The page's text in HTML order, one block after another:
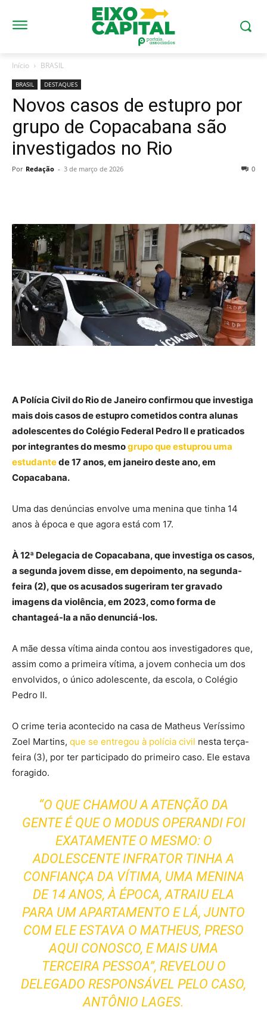
Início BRASIL
BRASIL DESTAQUES
Novos casos de estupro por
grupo de Copacabana são
investigados no Rio
Por Redação - 3 de março de 2026 0
A Polícia Civil do Rio de Janeiro confirmou que investiga
mais dois casos de estupro cometidos contra alunas
adolescentes do Colégio Federal Pedro II e praticados
por integrantes do mesmogrupo que estuprou uma
estudantede 17 anos, em janeiro deste ano, em
Copacabana.
Uma das denúncias envolve uma menina que tinha 14
anos à época e que agora está com 17.
À 12ª Delegacia de Copacabana, que investiga os casos,
a segunda jovem disse, em depoimento, na segunda-
feira (2), que os acusados sugeriram ter gravado
imagens da violência, em 2023, como forma de
chantageá-la a não denunciá-los.
A mãe dessa vítima ainda contou aos investigadores que,
assim como a primeira vítima, a jovem conhecia um dos
envolvidos, o único adolescente, da escola, o Colégio
Pedro II.
O crime teria acontecido na casa de Matheus Veríssimo
Zoel Martins, que se entregou à polícia civil nesta terça-
feira (3), por ter participado do primeiro caso. Ele estava
foragido.
“O QUE CHAMOU A ATENÇÃO DA
GENTE É QUE O MODUS OPERANDI FOI
EXATAMENTE O MESMO: O
ADOLESCENTE INFRATOR TINHA A
CONFIANÇA DA VÍTIMA, UMA MENINA
DE 14 ANOS, À ÉPOCA, ATRAIU ELA
PARA UM APARTAMENTO E LÁ, JUNTO
COM ELE ESTAVA O MATHEUS, PRESO
AQUI CONOSCO, E MAIS UMA
TERCEIRA PESSOA”, REVELOU O
DELEGADO RESPONSÁVEL PELO CASO,
ANTÔNIO LAGES.